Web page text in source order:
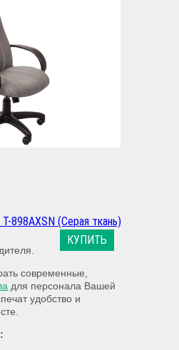
КУПИТЬ
современные,
для персонала Вашей
удобство и